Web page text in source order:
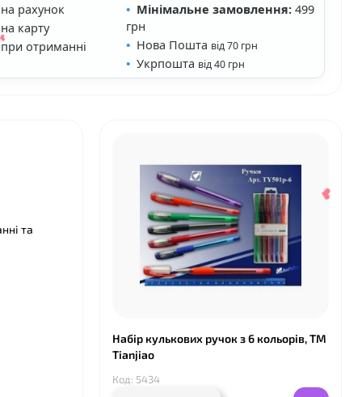
рахунок
карту
отриманні
Мінімальне замовлення:499
грн
Нова Пошта від 70 грн
Укрпошта від 40 грн
та
Набір кулькових ручок з 6 кольорів, ТМ
Tianjiao
Код: 5434